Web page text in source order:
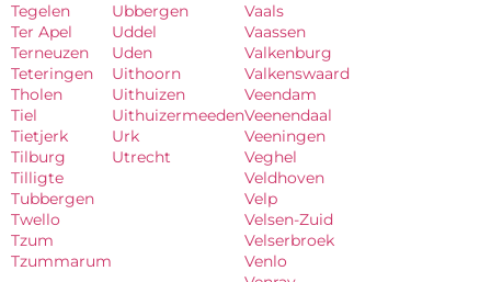
Tegelen
Ter Apel
Terneuzen
Teteringen
Tholen
Tiel
Tietjerk
Tilburg
Tilligte
Tubbergen
Twello
Tzum
Tzummarum
Ubbergen
Uddel
Uden
Uithoorn
Uithuizen
Uithuizermeeden
Urk
Utrecht
Vaals
Vaassen
Valkenburg
Valkenswaard
Veendam
Veenendaal
Veeningen
Veghel
Veldhoven
Velp
Velsen-Zuid
Velserbroek
Venlo